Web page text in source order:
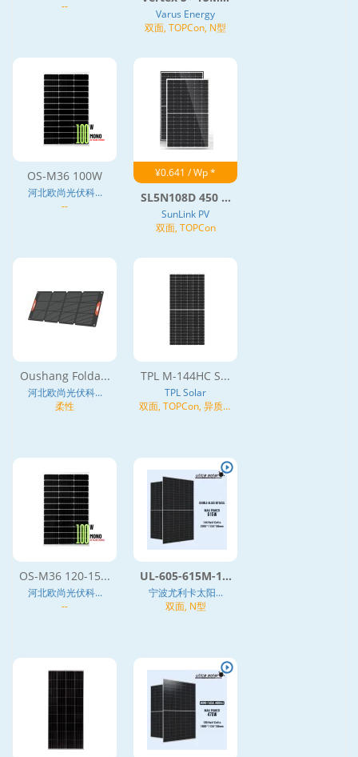
--
Varus Energy
双面, TOPCon, N型
OS-M36 100W
河北欧尚光伏科...
--
¥0.641 / Wp *
SL5N108D 450 ...
SunLink PV
双面, TOPCon
Oushang Folda...
河北欧尚光伏科...
柔性
TPL M-144HC S...
TPL Solar
双面, TOPCon, 异质结
OS-M36 120-15...
河北欧尚光伏科...
--
UL-605-615M-1...
宁波尤利卡太阳...
双面, N型